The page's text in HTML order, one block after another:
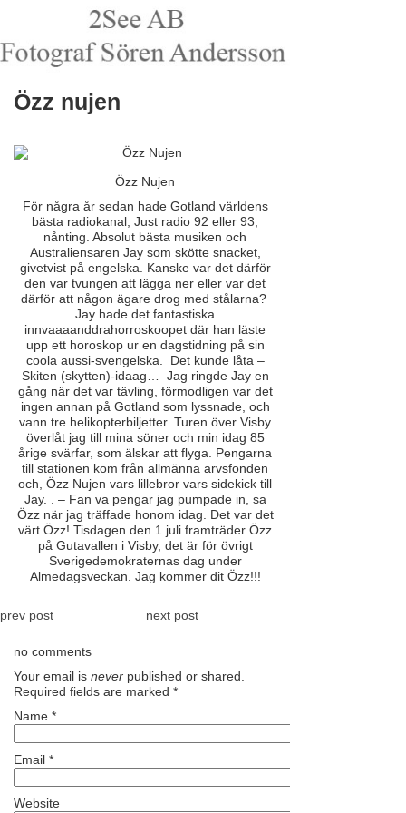
Özz nujen
Özz Nujen
För några år sedan hade Gotland världens
bästa radiokanal, Just radio 92 eller 93,
nånting. Absolut bästa musiken och
Australiensaren Jay som skötte snacket,
givetvist på engelska. Kanske var det därför
den var tvungen att lägga ner eller var det
därför att någon ägare drog med stålarna?
Jay hade det fantastiska
innvaaaanddrahorroskoopet där han läste
upp ett horoskop ur en dagstidning på sin
coola aussi-svengelska. Det kunde låta –
Skiten (skytten)-idaag… Jag ringde Jay en
gång när det var tävling, förmodligen var det
ingen annan på Gotland som lyssnade, och
vann tre helikopterbiljetter. Turen över Visby
överlåt jag till mina söner och min idag 85
årige svärfar, som älskar att flyga. Pengarna
till stationen kom från allmänna arvsfonden
och, Özz Nujen vars lillebror vars sidekick till
Jay. . – Fan va pengar jag pumpade in, sa
Özz när jag träffade honom idag. Det var det
värt Özz! Tisdagen den 1 juli framträder Özz
på Gutavallen i Visby, det är för övrigt
Sverigedemokraternas dag under
Almedagsveckan. Jag kommer dit Özz!!!
prev post next post
no comments
Your email is never published or shared.
Required fields are marked *
Name *
Email *
Website